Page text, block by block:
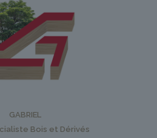
GABRIEL
Bois et Dérivés